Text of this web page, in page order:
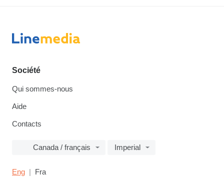
Société
Qui sommes-nous
Aide
Contacts
Canada / français Imperial
Eng Fra